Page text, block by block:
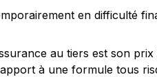
en difficulté
au tiers est son
à une formule tous